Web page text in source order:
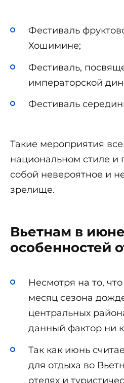
Фестиваль
Хошимине;
Фестиваль,
императорской
Фестиваль
Такие мероприятия
национальном стиле и
собой невероятное и
зрелище.
Вьетнам в
особенностей
Несмотря на то,
месяц сезона
центральных
данный фактор ни
Так как июнь
для отдыха во
отелях и